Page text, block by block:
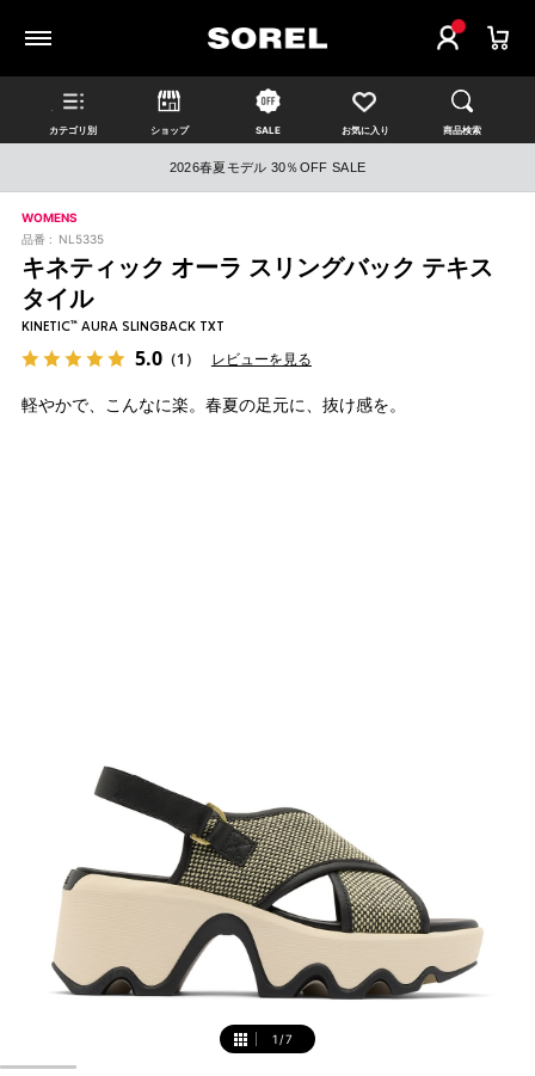
カテゴリ別 ショップ SALE お気に入り 商品検索
2026春夏モデル 30％OFF SALE
WOMENS
品番 : NL5335
キネティック オーラ スリングバック テキス
タイル
KINETIC™ AURA SLINGBACK TXT
5.0（1） レビューを見る
軽やかで、こんなに楽。春夏の足元に、抜け感を。
1 /7